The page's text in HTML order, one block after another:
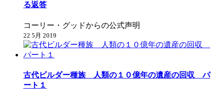
る返答
コーリー・グッドからの公式声明
22 5月 2019
古代ビルダー種族 人類の１０億年の遺産の回収 パ
ート１